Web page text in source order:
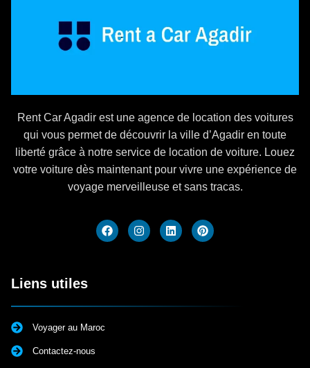
Rent Car Agadir est une agence de location des voitures
qui vous permet de découvrir la ville d’Agadir en toute
liberté grâce à notre service de location de voiture. Louez
votre voiture dès maintenant pour vivre une expérience de
voyage merveilleuse et sans tracas.
Liens utiles
Voyager au Maroc
Contactez-nous